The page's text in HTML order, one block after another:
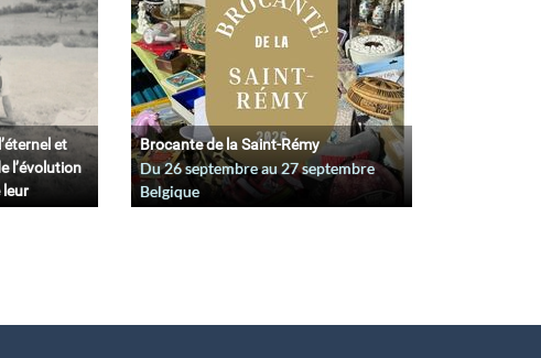
et
l’évolution
leur
Brocante de la Saint-Rémy
Du26 septembreau27 septembre
Belgique